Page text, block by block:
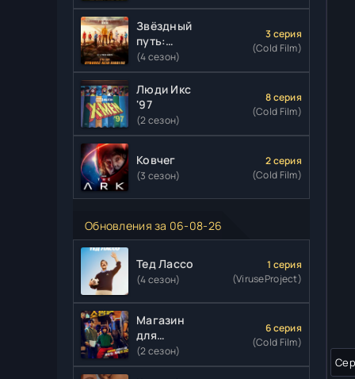
Звёздный
путь:
Странные
новые
миры
(4 сезон)
3 серия
(Cold Film)
Люди Икс
'97
(2 сезон)
8 серия
(Cold Film)
Ковчег
(3 сезон)
2 серия
(Cold Film)
Обновления за 06-08-26
Тед Лассо
(4 сезон)
1 серия
(ViruseProject)
Магазин
для
киллеров
(2 сезон)
6 серия
(Cold Film)